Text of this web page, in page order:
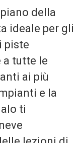
della
ideale per gli
piste
a tutte le
ai più
e la
ti